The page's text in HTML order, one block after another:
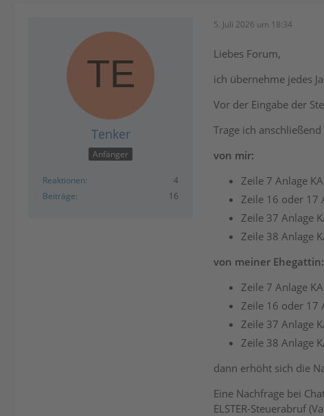
Tenker
Anfänger
Reaktionen
4
Beiträge
16
5. Juli 2026 um 18:34
Liebes Forum,
ich übernehme jedes
Vor der Eingabe der
Trage ich
von mir:
Zeile 7 Anlage
Zeile 16 oder 17
Zeile 37 Anlage
Zeile 38 Anlage
von meiner Ehegattin:
Zeile 7 Anlage
Zeile 16 oder 17
Zeile 37 Anlage
Zeile 38 Anlage
dann erhöht sich die
Eine Nachfrage bei
ELSTER-Steuerabruf